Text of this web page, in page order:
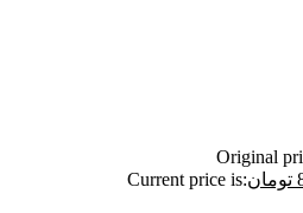
Original
تومانCurrent price is: